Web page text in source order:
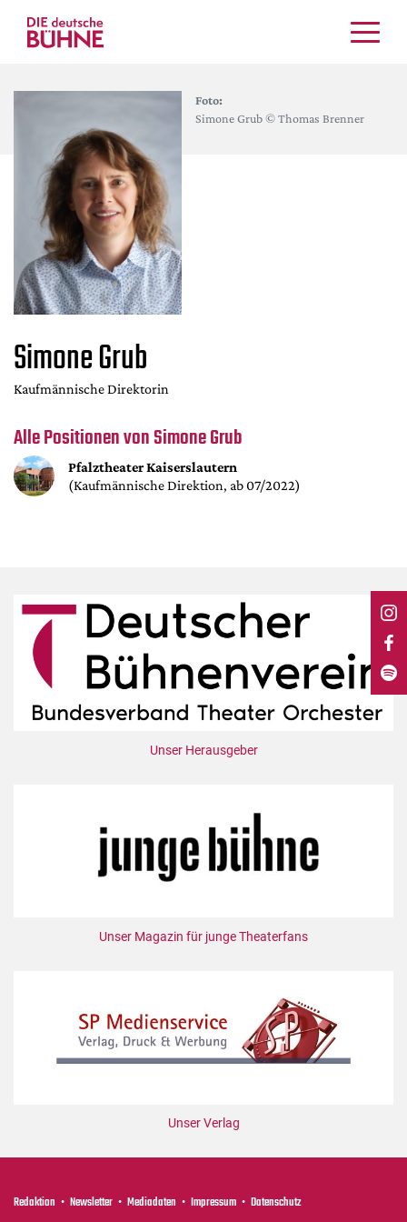
Musiktheater
Tanz
Crossover
Bühnenwelt
Festivals & Veranstaltungen
Menschen & Theater
Themen
Nachrufe
Medientipps
Kalender
Premierensuche
Leseproben
Podcast
Service
Shop / Abo
Newsletter
Mediadaten
Foto:
Simone Grub © Thomas Brenner
Simone Grub
Kaufmännische Direktorin
Alle Positionen von Simone Grub
Pfalztheater Kaiserslautern
(Kaufmännische Direktion, ab 07/2022)
Unser Herausgeber
Unser Magazin für junge Theaterfans
Unser Verlag
Redaktion Newsletter Mediadaten Impressum Datenschutz